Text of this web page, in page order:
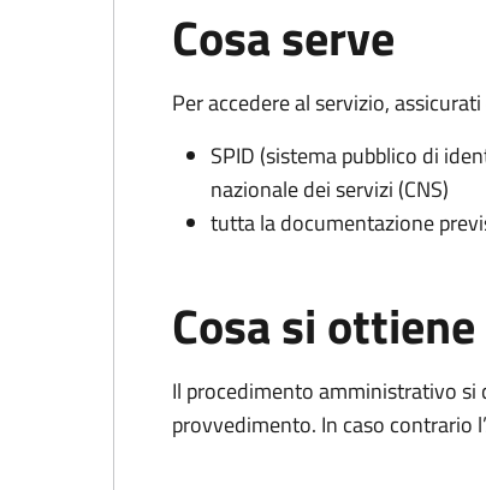
Cosa serve
Per accedere al servizio,
SPID (sistema pubblico di
nazionale dei servizi (CNS)
tutta la documentazione
Cosa si ottiene
Il procedimento amministrativo si
provvedimento. In caso contrario